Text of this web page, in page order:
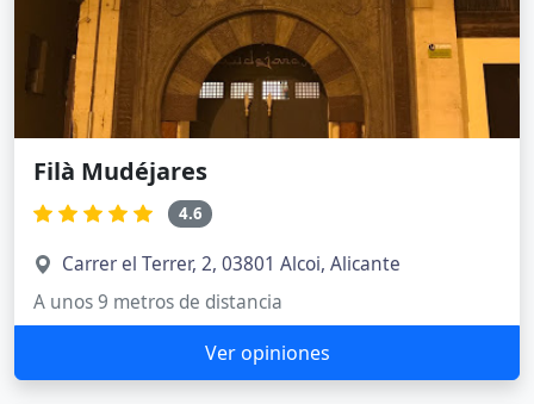
Filà Mudéjares
4.6
Carrer el Terrer, 2, 03801 Alcoi, Alicante
A unos 9 metros de distancia
Ver opiniones